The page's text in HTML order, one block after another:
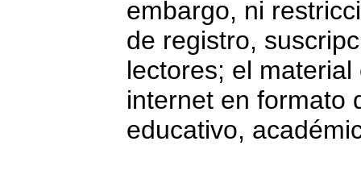
embargo, ni
de registro,
lectores; el
internet en formato
educativo,